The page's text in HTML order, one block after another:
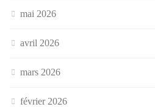
mai 2026
avril 2026
mars 2026
février 2026